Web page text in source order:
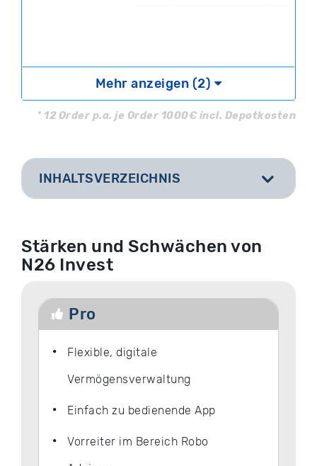
Ihr Kapital ist gefährdet.
Mehr anzeigen (2)
* 12 Order p.a. je Order 1000€ incl. Depotkosten
INHALTSVERZEICHNIS
Stärken und Schwächen von
N26 Invest
Pro
Flexible, digitale
Vermögensverwaltung
Einfach zu bedienende App
Vorreiter im Bereich Robo